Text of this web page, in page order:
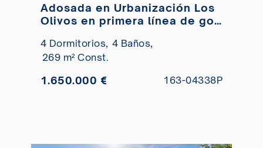
Adosada en Urbanización Los
Olivos en primera línea de golf
4 Dormitorios, 4 Baños,
269 m² Const.
1.650.000 € 163-04338P